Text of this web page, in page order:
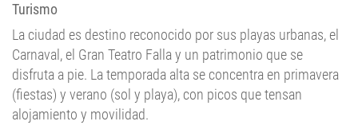
Turismo
La ciudad es destino reconocido por sus playas urbanas, el
Carnaval, el Gran Teatro Falla y un patrimonio que se
disfruta a pie. La temporada alta se concentra en primavera
(fiestas) y verano (sol y playa), con picos que tensan
alojamiento y movilidad.